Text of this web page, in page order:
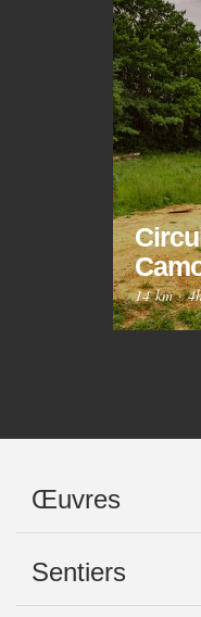
14 km·
Œuvres
Sentiers